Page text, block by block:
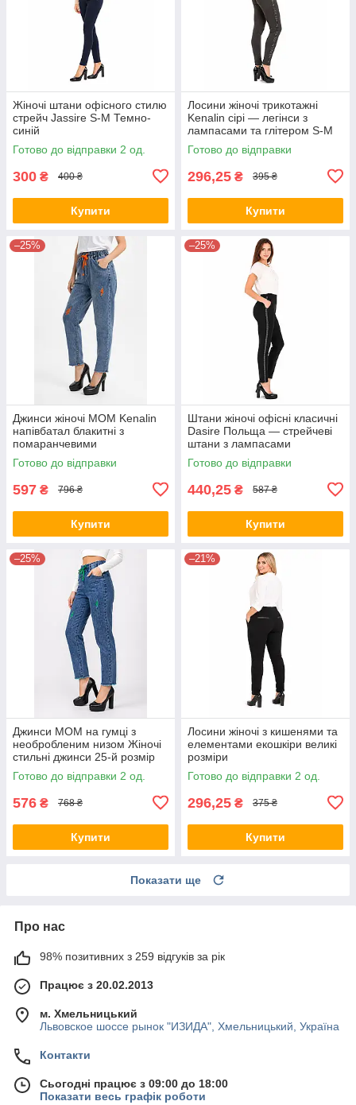
Жіночі штани офісного стилю
стрейч Jassire S-M Темно-
синій
Готово до відправки 2 од.
300 ₴ 400 ₴
Купити
Лосини жіночі трикотажні
Kenalin сірі — легінси з
лампасами та глітером S-M
Готово до відправки
296,25 ₴ 395 ₴
Купити
–25%
Джинси жіночі МОМ Kenalin
напівбатал блакитні з
помаранчевими
потертостями та шнурком 28
Готово до відправки
597 ₴ 796 ₴
Купити
–25%
Штани жіночі офісні класичні
Dasire Польща — стрейчеві
штани з лампасами
Готово до відправки
440,25 ₴ 587 ₴
Купити
–25%
Джинси МОМ на гумці з
необробленим низом Жіночі
стильні джинси 25-й розмір
Зелений виворіт
Готово до відправки 2 од.
576 ₴ 768 ₴
Купити
–21%
Лосини жіночі з кишенями та
елементами екошкіри великі
розміри
Готово до відправки 2 од.
296,25 ₴ 375 ₴
Купити
Показати ще
Про нас
98% позитивних з 259 відгуків за рік
Працює з 20.02.2013
м. Хмельницький
Львовское шоссе рынок "ИЗИДА", Хмельницький, Україна
Контакти
Сьогодні працює з 09:00 до 18:00
Показати весь графік роботи